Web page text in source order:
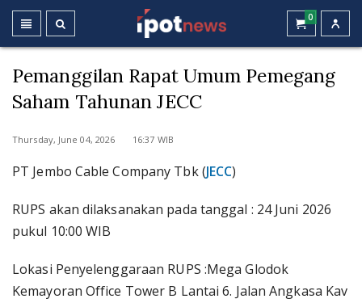
0
Pemanggilan Rapat Umum Pemegang
Saham Tahunan JECC
Thursday, June 04, 2026 16:37 WIB
PT Jembo Cable Company Tbk (JECC)
RUPS akan dilaksanakan pada tanggal : 24 Juni 2026
pukul 10:00 WIB
Lokasi Penyelenggaraan RUPS :Mega Glodok
Kemayoran Office Tower B Lantai 6. Jalan Angkasa Kav